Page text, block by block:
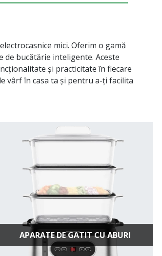
mici. Oferim o gamă
bucătărie inteligente. Aceste
și practicitate în fiecare
vârf în casa ta și pentru a-ți facilita
APARATE DE GATIT CU ABURI